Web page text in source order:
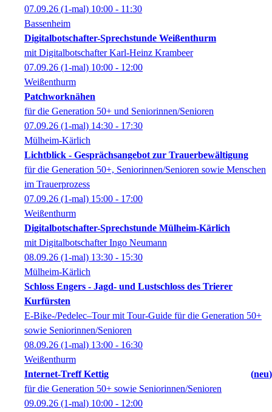
07.09.26 (1-mal) 10:00 - 11:30
Bassenheim
Digitalbotschafter-Sprechstunde Weißenthurm
mit Digitalbotschafter Karl-Heinz Krambeer
07.09.26 (1-mal) 10:00 - 12:00
Weißenthurm
Patchworknähen
für die Generation 50+ und Seniorinnen/Senioren
07.09.26 (1-mal) 14:30 - 17:30
Mülheim-Kärlich
Lichtblick - Gesprächsangebot zur Trauerbewältigung
für die Generation 50+, Seniorinnen/Senioren sowie Menschen
im Trauerprozess
07.09.26 (1-mal) 15:00 - 17:00
Weißenthurm
Digitalbotschafter-Sprechstunde Mülheim-Kärlich
mit Digitalbotschafter Ingo Neumann
08.09.26 (1-mal) 13:30 - 15:30
Mülheim-Kärlich
Schloss Engers - Jagd- und Lustschloss des Trierer
Kurfürsten
E-Bike-/Pedelec–Tour mit Tour-Guide für die Generation 50+
sowie Seniorinnen/Senioren
08.09.26 (1-mal) 13:00 - 16:30
Weißenthurm
Internet-Treff Kettig
neu
für die Generation 50+ sowie Seniorinnen/Senioren
09.09.26 (1-mal) 10:00 - 12:00